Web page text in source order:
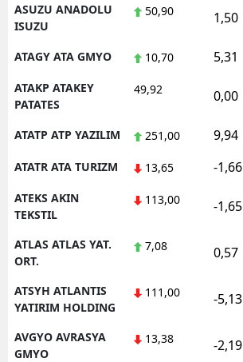
ASUZU ANADOLU
ISUZU
50,90 1,50
ATAGY ATA GMYO 10,70 5,31
ATAKP ATAKEY
PATATES
49,92 0,00
ATATP ATP YAZILIM 251,00 9,94
ATATR ATA TURIZM 13,65 -1,66
ATEKS AKIN
TEKSTIL
113,00 -1,65
ATLAS ATLAS YAT.
ORT.
7,08 0,57
ATSYH ATLANTIS
YATIRIM HOLDING
111,00 -5,13
AVGYO AVRASYA
GMYO
13,38 -2,19